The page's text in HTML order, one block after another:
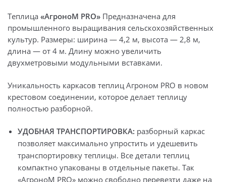
Теплица «АгроноМ PRO» Предназначена для
промышленного выращивания сельскохозяйственных
культур. Размеры: ширина — 4,2 м, высота — 2,8 м,
длина — от 4 м. Длину можно увеличить
двухметровыми модульными вставками.
Уникальность каркасов теплиц Агроном PRO в новом
крестовом соединении, которое делает теплицу
полностью разборной.
УДОБНАЯ ТРАНСПОРТИРОВКА: разборный каркас
позволяет максимально упростить и удешевить
транспортировку теплицы. Все детали теплиц
компактно упакованы в отдельные пакеты. Так
«АгроноМ PRO» можно свободно перевезти даже на